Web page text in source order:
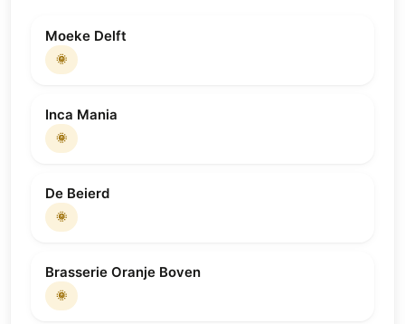
Moeke Delft
🌞
Inca Mania
🌞
De Beierd
🌞
Brasserie Oranje Boven
🌞